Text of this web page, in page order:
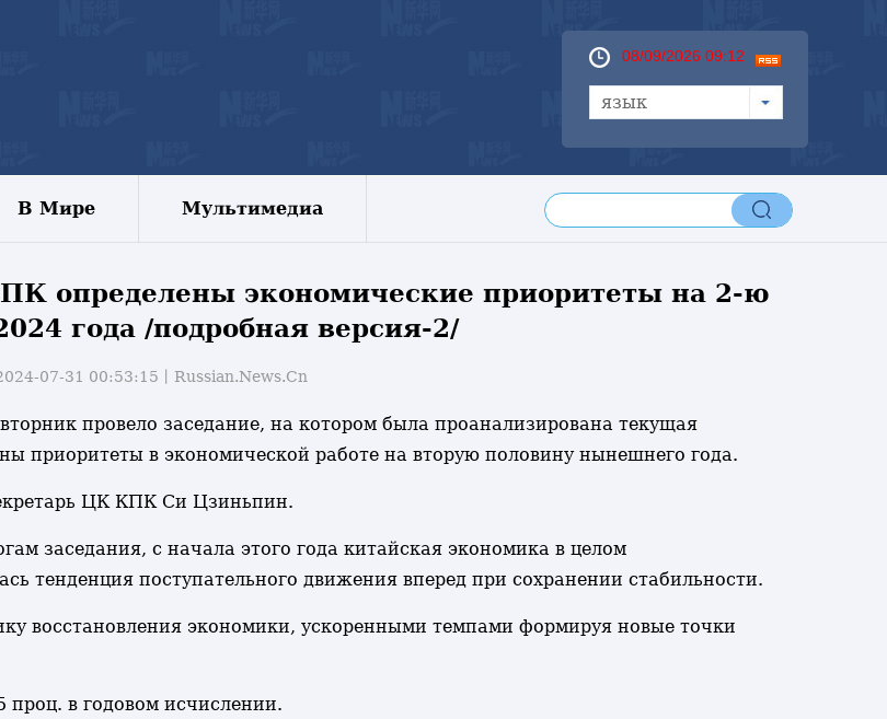
08/09/2026 09:12
язык
В Мире Мультимедиа
определены экономические приоритеты на 2-ю
года /подробная версия-2/
07-31 00:53:15丨 Russian.News.Cn
провело заседание, на котором была проанализирована текущая
приоритеты в экономической работе на вторую половину нынешнего года.
ЦК КПК Си Цзиньпин.
заседания, с начала этого года китайская экономика в целом
тенденция поступательного движения вперед при сохранении стабильности.
восстановления экономики, ускоренными темпами формируя новые точки
в годовом исчислении.